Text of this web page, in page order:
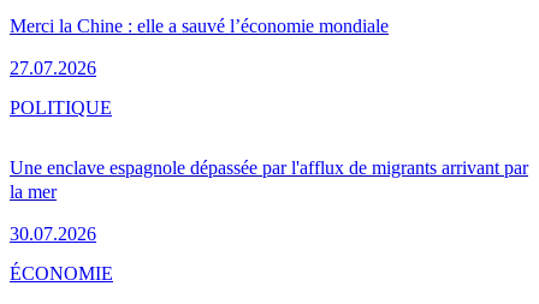
Merci la Chine : elle a sauvé l’économie mondiale
27.07.2026
Une enclave espagnole dépassée par l'afflux de migrants arrivant par
la mer
30.07.2026
POLITIQUE
ÉCONOMIE